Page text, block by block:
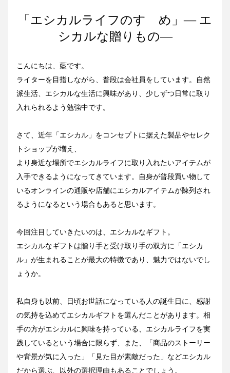
「エシカルライフのすゝめ」― エ
シカルな贈りもの―
こんにちは、藍です。
ライターを目指しながら、普段は会社員をしています。自然
派生活、エシカルな生活に興味があり、少しずつ日常に取り
入れられるよう勉強中です。
さて、近年「エシカル」をコンセプトに据えた製品やセレク
トショップが増え、
より身近な場所でエシカルライフに取り入れたいアイテムが
入手できるようになってきています。自身が普段買い物して
いるオンラインの通販や店舗にエシカルアイテムが陳列され
るようになるという場合もあると思います。
今回注目していきたいのは、エシカルなギフト。
エシカルなギフトは贈り手と受け取り手の双方に「エシカ
ル」が生まれることが最大の特徴であり、魅力ではないでし
ょうか。
私自身も以前、日頃お世話になっている人の誕生日に、感謝
の気持を込めてエシカルギフトを選んだことがあります。相
手の方がエシカルに興味を持っている、エシカルライフを実
践しているという場合に限らず、また、「商品のストーリー
や背景が気に入った」「見た目が素敵だった」などエシカル
だから選ぶ、以外の選択理由もあることでしょう。